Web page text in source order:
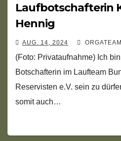
Laufbotschafterin
Hennig
AUG. 14, 2024 ORGATEAM
(Foto: Privataufnahme) Ich
Botschafterin im Laufteam
Reservisten e.V. sein zu
somit auch…